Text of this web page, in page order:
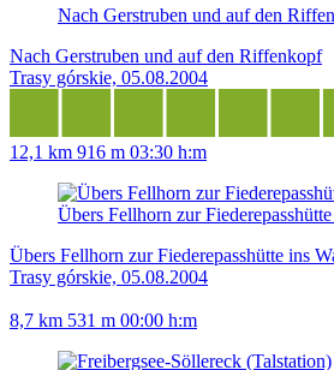
Nach Gerstruben und auf den
Nach Gerstruben und auf den Riffenkopf
Trasy górskie, 05.08.2004
12,1 km 916 m 03:30 h:m
Übers Fellhorn zur
Übers Fellhorn zur Fiederepasshütte ins
Trasy górskie, 05.08.2004
8,7 km 531 m 00:00 h:m